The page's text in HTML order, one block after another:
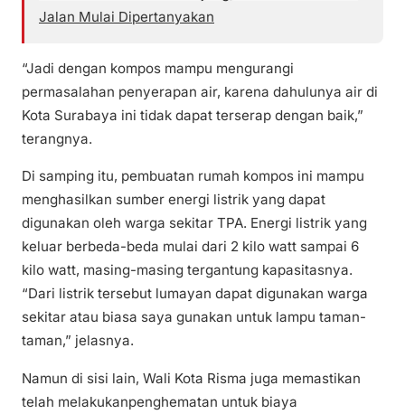
Jalan Mulai Dipertanyakan
“Jadi dengan kompos mampu mengurangi
permasalahan penyerapan air, karena dahulunya air di
Kota Surabaya ini tidak dapat terserap dengan baik,”
terangnya.
Di samping itu, pembuatan rumah kompos ini mampu
menghasilkan sumber energi listrik yang dapat
digunakan oleh warga sekitar TPA. Energi listrik yang
keluar berbeda-beda mulai dari 2 kilo watt sampai 6
kilo watt, masing-masing tergantung kapasitasnya.
“Dari listrik tersebut lumayan dapat digunakan warga
sekitar atau biasa saya gunakan untuk lampu taman-
taman,” jelasnya.
Namun di sisi lain, Wali Kota Risma juga memastikan
telah melakukanpenghematan untuk biaya